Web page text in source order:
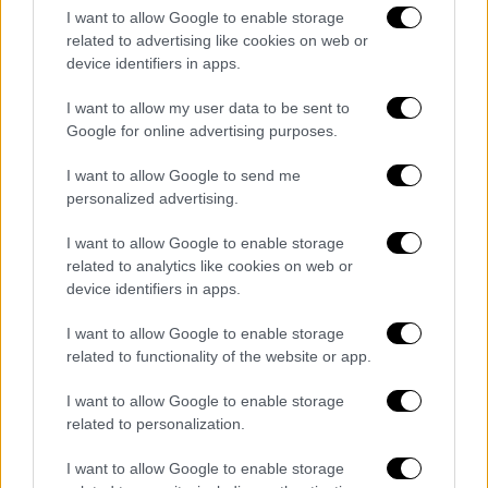
I want to allow Google to enable storage
related to advertising like cookies on web or
device identifiers in apps.
I want to allow my user data to be sent to
Google for online advertising purposes.
I want to allow Google to send me
personalized advertising.
I want to allow Google to enable storage
related to analytics like cookies on web or
device identifiers in apps.
I want to allow Google to enable storage
related to functionality of the website or app.
I want to allow Google to enable storage
related to personalization.
I want to allow Google to enable storage
Έλιοτ Βίλαρ (Elliot Villar) .
video
Το τρέιλερ που κυκλοφόρησε από την
Universal Pictures ξεκινά με την Μπλαντ
υποδύεται μια μετεωρολόγο που ξαφνικά
κατακλύζεται από μια μυστηριώδη
, εξωγήινη
δύναμη ενώ παρουσιάζει ζωντανά την
πρόγνωση του καιρού.